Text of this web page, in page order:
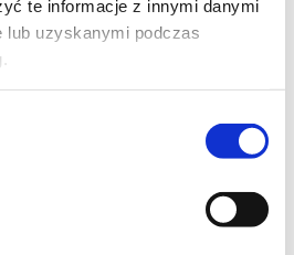
te informacje z innymi danymi
lub uzyskanymi podczas